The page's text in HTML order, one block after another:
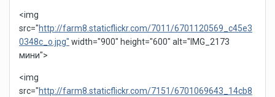
<img
src="http://farm8.staticflickr.com/7011/6701120569_c45e3
0348c_o.jpg" width="900" height="600" alt="IMG_2173
мини">
<img
src="http://farm8.staticflickr.com/7151/6701069643_14cb8